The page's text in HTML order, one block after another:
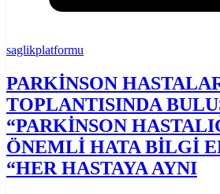
saglikplatformu
PARKİNSON
TOPLANTISINDA
“PARKİNSON
ÖNEMLİ HATA BİLGİ
“HER HASTAYA AYNI